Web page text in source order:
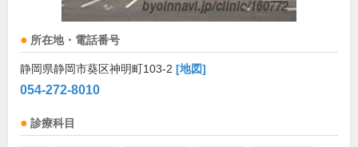
所在地・電話番号
静岡県静岡市葵区神明町103-2 [地図]
054-272-8010
診療科目